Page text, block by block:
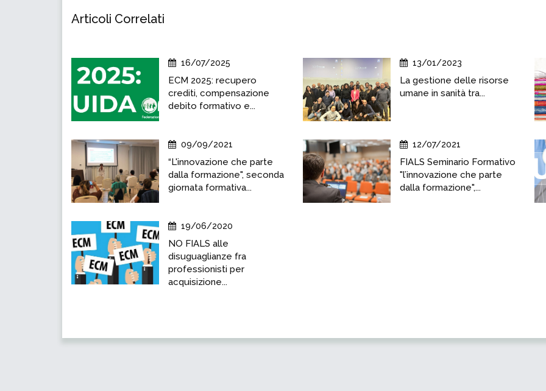
Articoli Correlati
16/07/2025
ECM 2025: recupero
crediti, compensazione
debito formativo e...
13/01/2023
La gestione delle risorse
umane in sanità tra...
09/09/2021
“L'innovazione che parte
dalla formazione", seconda
giornata formativa...
12/07/2021
FIALS Seminario Formativo
"l’innovazione che parte
dalla formazione",...
19/06/2020
NO FIALS alle
disuguaglianze fra
professionisti per
acquisizione...